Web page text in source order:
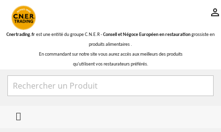

Cnertrading.frest une entité du groupe C.N.E.R -Conseil et Négoce Européen en restaurationgrossiste en
produits alimentaires .
En commandant sur notre site vous aurez accès aux meilleurs des produits
qu'utilisent vos restaurateurs préférés.